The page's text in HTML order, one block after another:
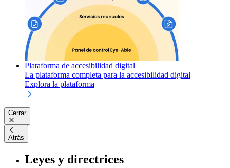
Plataforma de accesibilidad digital
La plataforma completa para la accesibilidad digital
Explora la plataforma
Cerrar
Atrás
Leyes y directrices